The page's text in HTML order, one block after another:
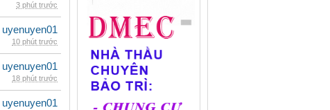
3 phút trước
uyenuyen01
10 phút trước
uyenuyen01
18 phút trước
uyenuyen01